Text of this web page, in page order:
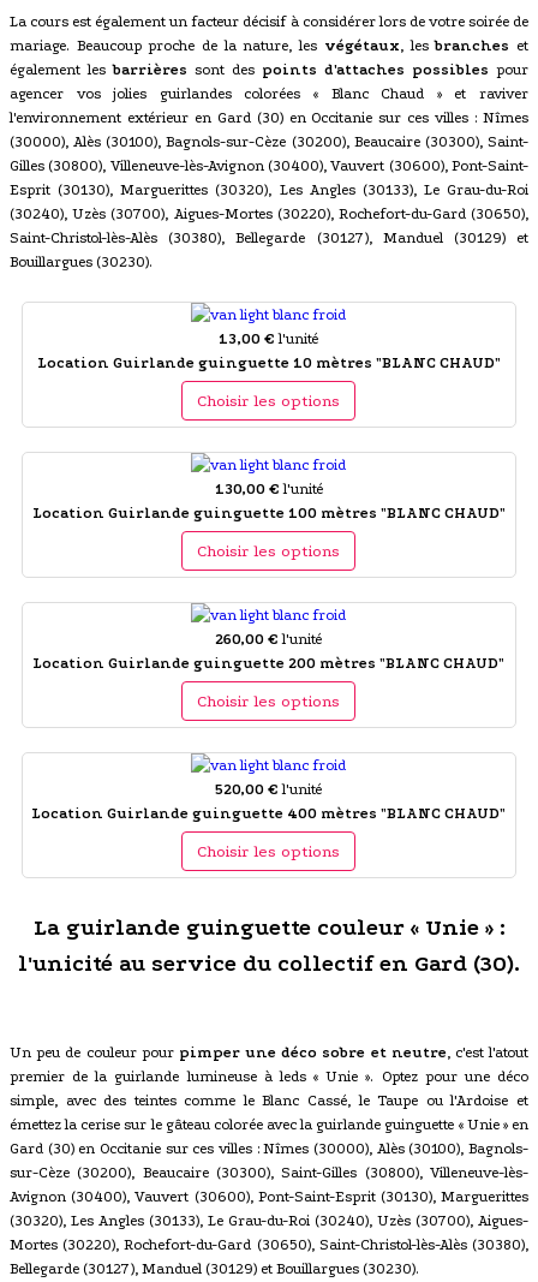
La cours est également un facteur décisif à considérer lors de votre soirée de
mariage. Beaucoup proche de la nature, les végétaux , lesbranches et
également lesbarrières sont des points d'attaches possibles pour
agencer vos jolies guirlandes colorées « Blanc Chaud » et raviver
l'environnement extérieur en Gard (30) en Occitanie sur ces villes : Nîmes
(30000), Alès (30100), Bagnols-sur-Cèze (30200), Beaucaire (30300), Saint-
Gilles (30800), Villeneuve-lès-Avignon (30400), Vauvert (30600), Pont-Saint-
Esprit (30130), Marguerittes (30320), Les Angles (30133), Le Grau-du-Roi
(30240), Uzès (30700), Aigues-Mortes (30220), Rochefort-du-Gard (30650),
Saint-Christol-lès-Alès (30380), Bellegarde (30127), Manduel (30129) et
Bouillargues (30230).
13,00 € l'unité
Location Guirlande guinguette 10 mètres "BLANC CHAUD"
Choisir les options
130,00 € l'unité
Location Guirlande guinguette 100 mètres "BLANC CHAUD"
Choisir les options
260,00 € l'unité
Location Guirlande guinguette 200 mètres "BLANC CHAUD"
Choisir les options
520,00 € l'unité
Location Guirlande guinguette 400 mètres "BLANC CHAUD"
Choisir les options
La guirlande guinguette couleur « Unie » :
l'unicité au service du collectif en Gard (30).
Un peu de couleur pour pimper une déco sobre et neutre, c'est l'atout
premier de la guirlande lumineuse à leds « Unie ». Optez pour une déco
simple, avec des teintes comme le Blanc Cassé, le Taupe ou l'Ardoise et
émettez la cerise sur le gâteau colorée avec la guirlande guinguette « Unie » en
Gard (30) en Occitanie sur ces villes : Nîmes (30000), Alès (30100), Bagnols-
sur-Cèze (30200), Beaucaire (30300), Saint-Gilles (30800), Villeneuve-lès-
Avignon (30400), Vauvert (30600), Pont-Saint-Esprit (30130), Marguerittes
(30320), Les Angles (30133), Le Grau-du-Roi (30240), Uzès (30700), Aigues-
Mortes (30220), Rochefort-du-Gard (30650), Saint-Christol-lès-Alès (30380),
Bellegarde (30127), Manduel (30129) et Bouillargues (30230).